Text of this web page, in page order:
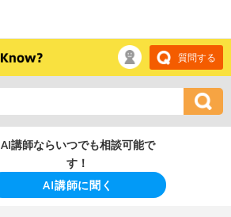
質問する
AI講師ならいつでも相談可能で
す！
AI講師に聞く